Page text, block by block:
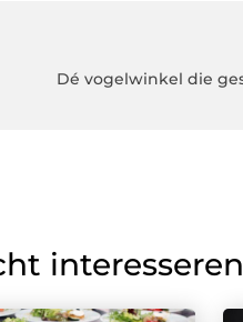
Dé vogelwinkel die
interesseren